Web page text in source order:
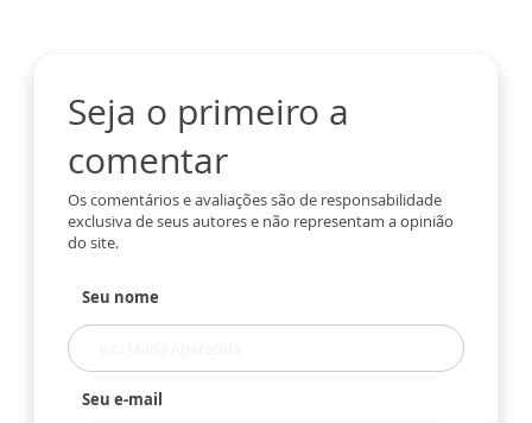
Seja o primeiro a
comentar
Os comentários e avaliações são de responsabilidade
exclusiva de seus autores e não representam a opinião
do site.
Seu nome
Seu e-mail